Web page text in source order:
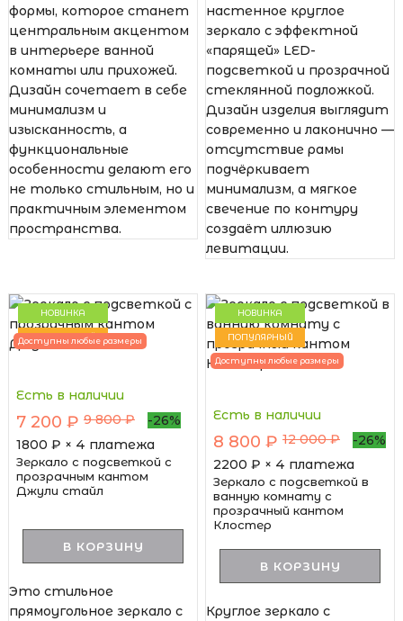
формы, которое станет
центральным акцентом
в интерьере ванной
комнаты или прихожей.
Дизайн сочетает в себе
минимализм и
изысканность, а
функциональные
особенности делают его
не только стильным, но и
практичным элементом
пространства.
настенное круглое
зеркало с эффектной
«парящей» LED-
подсветкой и прозрачной
стеклянной подложкой.
Дизайн изделия выглядит
современно и лаконично —
отсутствие рамы
подчёркивает
минимализм, а мягкое
свечение по контуру
создаёт иллюзию
левитации.
НОВИНКА
ПОПУЛЯРНЫЙ
Доступны любые размеры
Есть в наличии
7 200 ₽ 9 800 ₽
-26%
1800 ₽ × 4 платежа
Зеркало с подсветкой с
прозрачным кантом
Джули стайл
В КОРЗИНУ
Это стильное
прямоугольное зеркало с
НОВИНКА
ПОПУЛЯРНЫЙ
Доступны любые размеры
Есть в наличии
8 800 ₽ 12 000 ₽
-26%
2200 ₽ × 4 платежа
Зеркало с подсветкой в
ванную комнату с
прозрачный кантом
Клостер
В КОРЗИНУ
Круглое зеркало с